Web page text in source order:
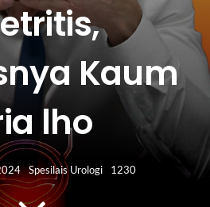
KAMI
Kaum
lho
Spesilais Urologi 1230